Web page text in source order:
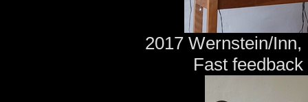
2017 Wernstein/
Fast